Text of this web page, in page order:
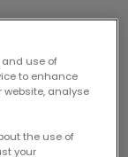
and use of
to enhance
website, analyse
the use of
your